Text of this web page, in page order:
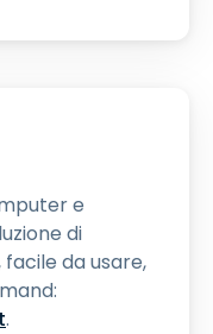
e
di
da usare,
.